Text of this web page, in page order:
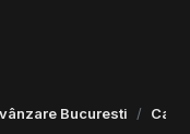
Bucuresti
terasa gradina;